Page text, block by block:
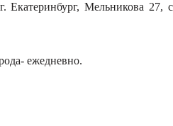
Екатеринбург, Мельникова 27, с
ежедневно.